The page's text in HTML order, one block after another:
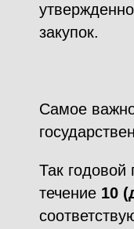
закупок.
Самое
Так годовой
течение 10